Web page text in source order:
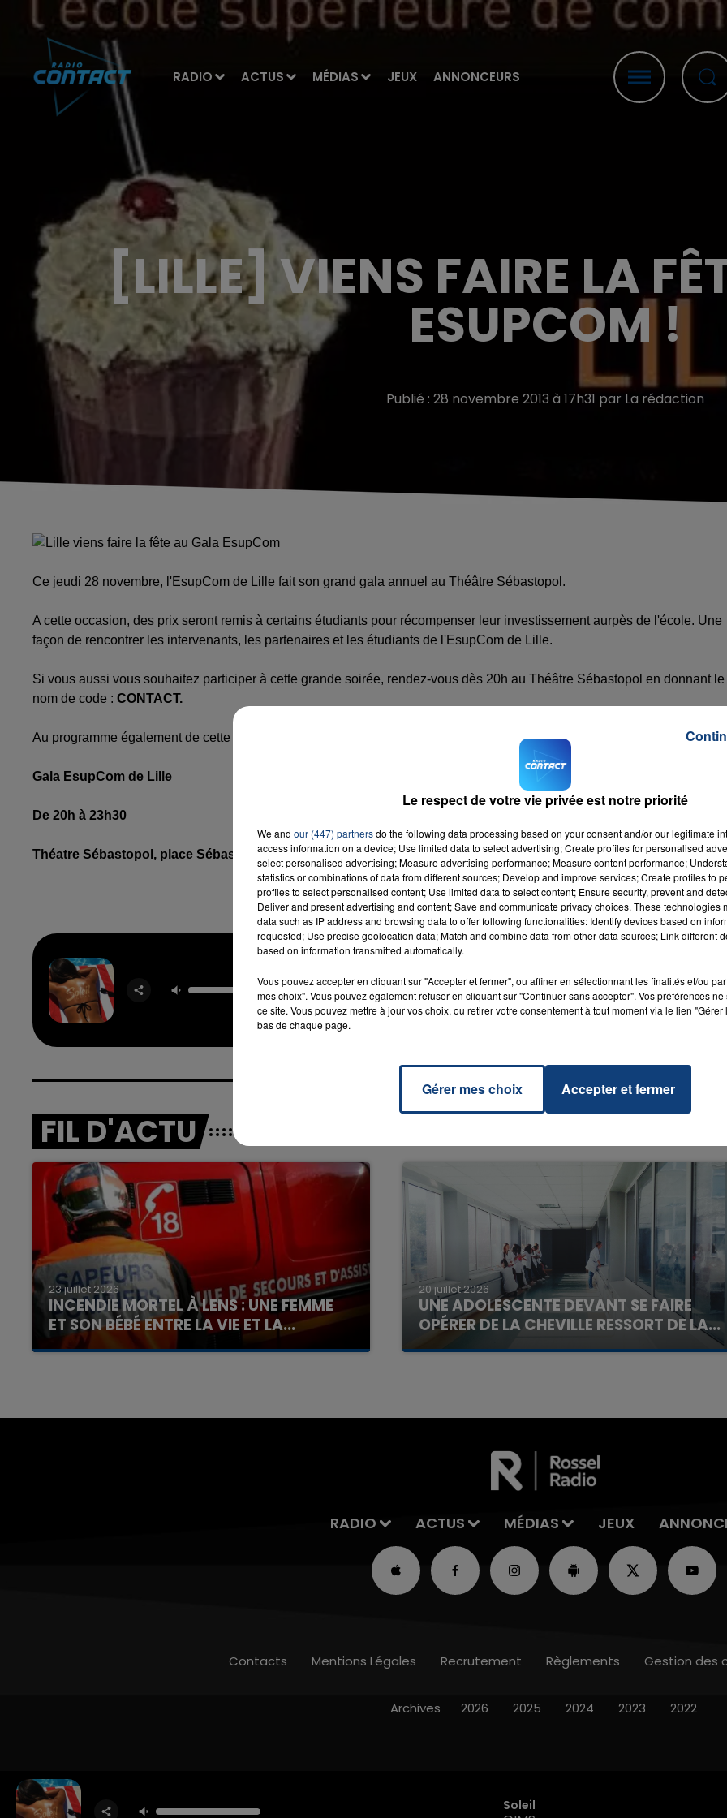
RADIO ACTUS MÉDIAS JEUX ANNONCEURS
7h00 - 12h00 16h00 - 20h00
LA TEAM DU WEEK-END
[LILLE] VIENS FAIRE LA
ESUPCOM !
Publié : 28 novembre 2013 à 17h31 par La rédaction
Ce jeudi 28 novembre, l'EsupCom de Lille fait son grand gala annuel au Théâtre Sébastopol.
A cette occasion, des prix seront remis à certains étudiants pour récompenser leur investissement aurpès de l'école. Une
façon de rencontrer les intervenants, les partenaires et les étudiants de l'EsupCom de Lille.
Si vous aussi vous souhaitez participer à cette grande soirée, rendez-vous dès 20h au Théâtre Sébastopol en donnant le
nom de code : CONTACT.
Au programme également de cette soirée : un set électro comme on les aime de Malcom B (DJ résident sur Contact).
Gala EsupCom de Lille
De 20h à 23h30
Théatre Sébastopol, place Sébastopol 59000 Lille
Soleil
GIMS
RADIO CONTACT
FIL D'ACTU
23 juillet 2026
INCENDIE MORTEL À LENS : UNE FEMME
ET SON BÉBÉ ENTRE LA VIE ET LA...
Un homme s'est immolé par le feu après avoir
20 juillet 2026
UNE ADOLESCENTE DEVANT SE FAIRE
OPÉRER DE LA CHEVILLE RESSORT DE LA...
La famille a porté plainte contre la clinique qui a
7h00 - 12h00
La Team du Week-end La Team du Week-end
RADIO ACTUS MÉDIAS JEUX
Soleil
Contacts Mentions Légales Recrutement Règlements Gestion des
Archives 2026 2025 2024 2023 2022
Le respect de votre vie privée est notre priorité
We and our (447) partnersdo the following data processing based on your consent and/or our legitimate
access information on a device; Use limited data to select advertising; Create profiles for personalised
select personalised advertising; Measure advertising performance; Measure content performance;
statistics or combinations of data from different sources; Develop and improve services; Create profiles to
profiles to select personalised content; Use limited data to select content; Ensure security, prevent and
Deliver and present advertising and content; Save and communicate privacy choices. These technologies
data such as IP address and browsing data to offer following functionalities: Identify devices based on
requested; Use precise geolocation data; Match and combine data from other data sources; Link different
based on information transmitted automatically.
Vous pouvez accepter en cliquant sur "Accepter et fermer", ou affiner en sélectionnant les finalités et/ou
mes choix". Vous pouvez également refuser en cliquant sur "Continuer sans accepter". Vos préférences
ce site. Vous pouvez mettre à jour vos choix, ou retirer votre consentement à tout moment via le lien
bas de chaque page.
Gérer mes choix Accepter et fermer